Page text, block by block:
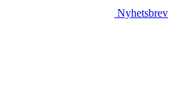
Nyhetsbrev